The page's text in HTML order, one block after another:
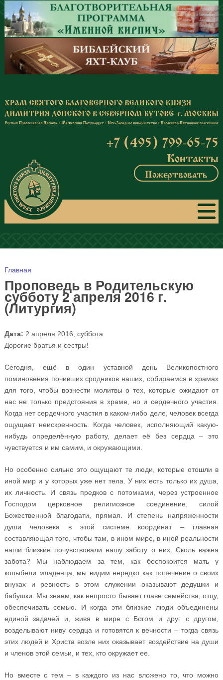
Перейти к основному содержанию
+7 (495) 799-65-75
Контакты
Пожертвовать
Вы здесь
Главная
Проповедь в Родительскую
субботу 2 апреля 2016 г.
(Литургия)
Дата: 2 апреля 2016, суббота
Дорогие братья и сестры!
Сегодня, ещё в один уставной день Великопостного
поминовения почивших сродников наших, собираемся в храмах
для того, чтобы вознести молитвы о тех, которые ожидают от
нас не только предстояния в храме, но и сердечного участия.
Когда нет сердечного участия в каком-либо деле, человек всегда
ощущает неискренность. Когда человек, исполняющий какую-
нибудь определённую работу, делает её без сердца – это
чувствуется и им самим, и окружающими.
Но особенно сильно это ощущают те люди, которые отошли в
иной мир и у которых уже нет тела. У них есть только их душа,
их личность. И связь предков с потомками, через устроенное
Господом церковное религиозное соединение, силой
Божественной благодати, прямая. И степень напряженности
души человека в этой системе координат – главная
составляющая того, чтобы там, в ином мире, в иной реальности
наши близкие почувствовали нашу заботу о них. Сколь важна
забота? Мы наблюдаем за тем, как беспокоится мать у
колыбели младенца, мы видим нередко как попечение о своих
внуках и ревность в этом служении оказывают дедушки и
бабушки. Мы знаем, как непросто бывает главе семейства, отцу,
обеспечивать семью. И когда эти близкие люди объединены
единой задачей и, живя в мире с Богом и друг с другом,
возделывают ниву сердца и готовятся к вечности – тогда связь
этих людей и Христа возле них оказывает воздействие на души
и членов этой семьи, и тех, кто окружает ее.
Но вместе с тем – в каждого из нас вложено то, что можно